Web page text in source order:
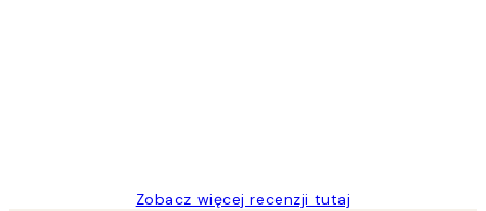
Zobacz więcej recenzji tutaj